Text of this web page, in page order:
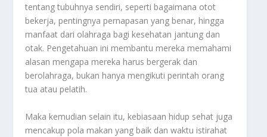
tentang tubuhnya sendiri, seperti bagaimana otot
bekerja, pentingnya pernapasan yang benar, hingga
manfaat dari olahraga bagi kesehatan jantung dan
otak. Pengetahuan ini membantu mereka memahami
alasan mengapa mereka harus bergerak dan
berolahraga, bukan hanya mengikuti perintah orang
tua atau pelatih.
Maka kemudian selain itu, kebiasaan hidup sehat juga
mencakup pola makan yang baik dan waktu istirahat